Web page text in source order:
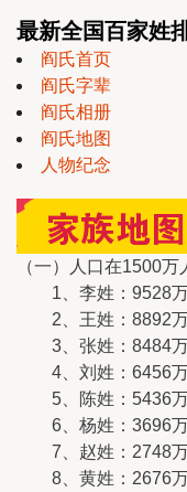
最新全国百家姓
阎氏首页
阎氏字辈
阎氏相册
阎氏地图
人物纪念
（一）人口在1500
1、李姓：9528万
2、王姓：8892万
3、张姓：8484万
4、刘姓：6456万
5、陈姓：5436万
6、杨姓：3696万
7、赵姓：2748万
8、黄姓：2676万